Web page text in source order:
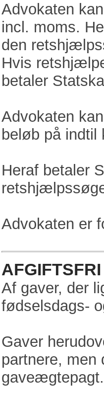
Advokaten
incl. moms.
den
Hvis
betaler
Advokaten
beløb på indtil
Heraf betaler
Advokaten er
Af gaver, der
fødselsdags-
Gaver
partnere,
gaveægtepagt.